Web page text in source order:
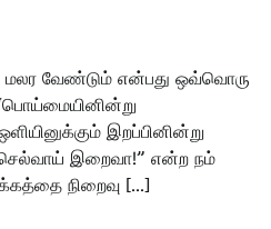
வேண்டும் என்பது ஒவ்வொரு
இறப்பினின்று
இறைவா!” என்ற நம்
நிறைவு […]